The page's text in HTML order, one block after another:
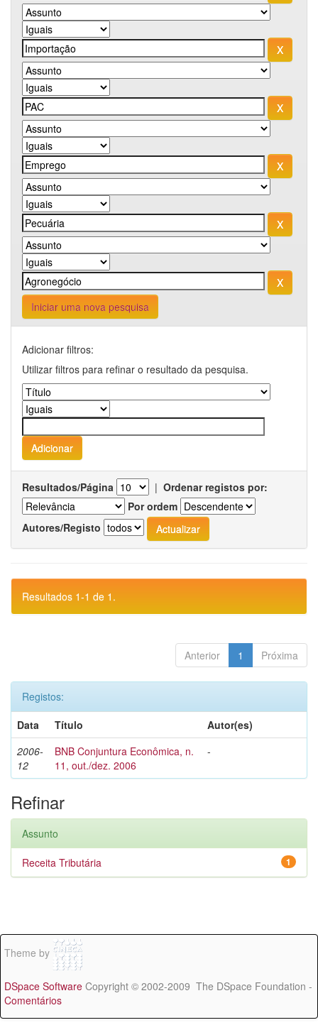
Iniciar uma nova pesquisa
Adicionar filtros:
Utilizar filtros para refinar o resultado da pesquisa.
Resultados/Página | Ordenar registos por:
Por ordem
Autores/Registo
Resultados 1-1 de 1.
Anterior 1 Próxima
Registos:
Data
Título
Autor(es)
2006-
12
BNB Conjuntura Econômica, n.
11, out./dez. 2006
-
Refinar
Assunto
1
Receita Tributária
Theme by
DSpace Software Copyright © 2002-2009 The DSpace Foundation -
Comentários